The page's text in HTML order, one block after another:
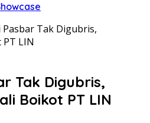
Pasbar Tak Digubris,
LIN
Tak Digubris,
Boikot PT LIN